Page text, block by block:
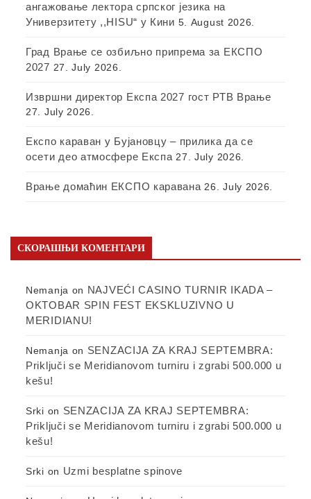
ангажовање лектора српског језика на
Универзитету ,,HISU“ у Кини 5. August 2026.
Град Врање се озбиљно припрема за ЕКСПО
2027 27. July 2026.
Извршни директор Експа 2027 гост РТВ Врање
27. July 2026.
Експо караван у Бујановцу – прилика да се
осети део атмосфере Експа 27. July 2026.
Врање домаћин ЕКСПО каравана 26. July 2026.
СКОРАШЊИ КОМЕНТАРИ
Nemanja on NAJVEĆI CASINO TURNIR IKADA –
OKTOBAR SPIN FEST EKSKLUZIVNO U
MERIDIANU!
Nemanja on SENZACIJA ZA KRAJ SEPTEMBRA:
Priključi se Meridianovom turniru i zgrabi 500.000 u
kešu!
Srki on SENZACIJA ZA KRAJ SEPTEMBRA:
Priključi se Meridianovom turniru i zgrabi 500.000 u
kešu!
Srki on Uzmi besplatne spinove